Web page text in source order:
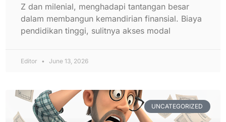
Z dan milenial, menghadapi tantangan besar
dalam membangun kemandirian finansial. Biaya
pendidikan tinggi, sulitnya akses modal
Editor June 13, 2026
UNCATEGORIZED